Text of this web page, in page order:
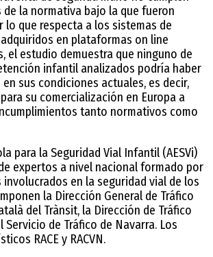
la normativa bajo la que fueron
lo que respecta a los sistemas de
en plataformas on line
el estudio demuestra que ninguno de
infantil analizados podría haber
sus condiciones actuales, es decir,
su comercialización en Europa a
tanto normativos como
para la Seguridad Vial Infantil (AESVi)
expertos a nivel nacional formado por
en la seguridad vial de los
la Dirección General de Tráfico
del Trànsit, la Dirección de Tráfico
Servicio de Tráfico de Navarra. Los
RACE y RACVN.